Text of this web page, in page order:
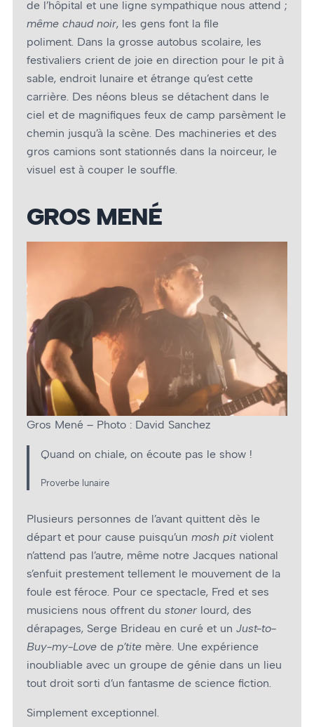
de l’hôpital et une ligne sympathique nous attend ;
même chaud noir, les gens font la file
poliment. Dans la grosse autobus scolaire, les
festivaliers crient de joie en direction pour le pit à
sable, endroit lunaire et étrange qu’est cette
carrière. Des néons bleus se détachent dans le
ciel et de magnifiques feux de camp parsèment le
chemin jusqu’à la scène. Des machineries et des
gros camions sont stationnés dans la noirceur, le
visuel est à couper le souffle.
GROS MENÉ
Gros Mené – Photo : David Sanchez
Quand on chiale, on écoute pas le show !
Proverbe lunaire
Plusieurs personnes de l’avant quittent dès le
départ et pour cause puisqu’un mosh pitviolent
n’attend pas l’autre, même notre Jacques national
s’enfuit prestement tellement le mouvement de la
foule est féroce. Pour ce spectacle, Fred et ses
musiciens nous offrent du stoner lourd, des
dérapages, Serge Brideau en curé et un Just-to-
Buy-my-Love de p’tite mère. Une expérience
inoubliable avec un groupe de génie dans un lieu
tout droit sorti d’un fantasme de science fiction.
Simplement exceptionnel.